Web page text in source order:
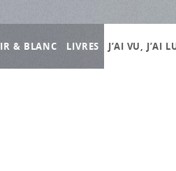
& BLANC LIVRES J’AI VU, J’AI